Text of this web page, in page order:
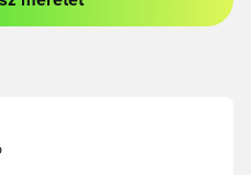
vagy a tagként való